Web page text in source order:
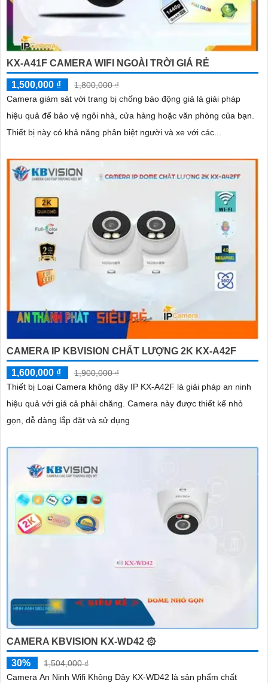
KX-A41F CAMERA WIFI NGOÀI TRỜI GIÁ RẺ
1,500,000 ₫
1,800,000 ₫
Camera giám sát với trang bị chống báo động giả là giải pháp
hiệu quả để bảo vệ ngôi nhà, cửa hàng hoặc văn phòng của bạn.
Thiết bị này có khả năng phân biệt người và xe với các...
CAMERA IP KBVISION CHẤT LƯỢNG 2K KX-A42F
1,600,000 ₫
1,900,000 ₫
Thiết bị Loại Camera không dây IP KX-A42F là giải pháp an ninh
hiệu quả với giá cả phải chăng. Camera này được thiết kế nhỏ
gọn, dễ dàng lắp đặt và sử dụng
CAMERA KBVISION KX-WD42 ۞
30%
1,504,000 ₫
Camera An Ninh Wifi Không Dây KX-WD42 là sản phẩm chất